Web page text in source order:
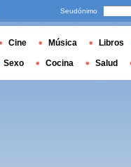
Seudónimo
Cine Música Libros
Sexo Cocina Salud